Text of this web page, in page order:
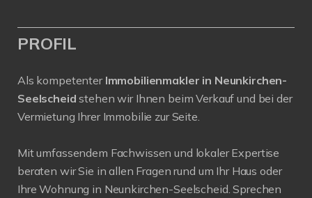
PROFIL
Als kompetenter Immobilienmakler in Neunkirchen-
Seelscheidstehen wir Ihnen beim Verkauf und bei der
Vermietung Ihrer Immobilie zur Seite.
Mit umfassendem Fachwissen und lokaler Expertise
beraten wir Sie in allen Fragen rund um Ihr Haus oder
Ihre Wohnung in Neunkirchen-Seelscheid. Sprechen